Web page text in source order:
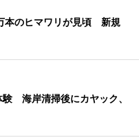
本のヒマワリが見頃 新規
海岸清掃後にカヤック、